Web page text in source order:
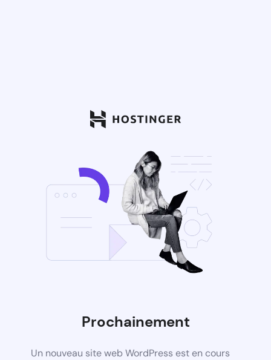
Prochainement
Un nouveau site web WordPress est en cours